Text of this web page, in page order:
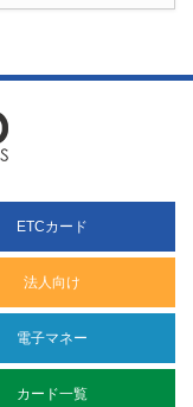
ETCカード
法人向け
電子マネー
カード一覧